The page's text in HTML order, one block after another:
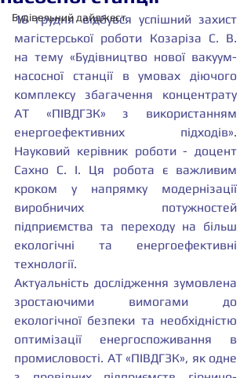
Будівельний дайджест
16 грудня відбувся успішний захист
магістерської роботи Козаріза С. В.
на тему «Будівництво нової вакуум-
насосної станції в умовах діючого
комплексу збагачення концентрату
АТ «ПІВДГЗК» з використанням
енергоефективних підходів».
Науковий керівник роботи - доцент
Сахно С. І. Ця робота є важливим
кроком у напрямку модернізації
виробничих потужностей
підприємства та переходу на більш
екологічні та енергоефективні
технології.
Актуальність дослідження зумовлена
зростаючими вимогами до
екологічної безпеки та необхідністю
оптимізації енергоспоживання в
промисловості. АТ «ПІВДГЗК», як одне